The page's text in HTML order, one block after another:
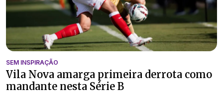
SEM INSPIRAÇÃO
Vila Nova amarga primeira derrota como
mandante nesta Série B